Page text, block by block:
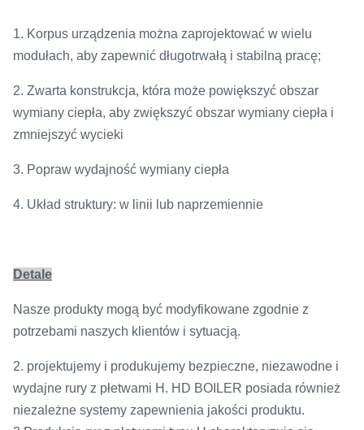
1. Korpus urządzenia można zaprojektować w wielu
modułach, aby zapewnić długotrwałą i stabilną pracę;
2. Zwarta konstrukcja, która może powiększyć obszar
wymiany ciepła, aby zwiększyć obszar wymiany ciepła i
zmniejszyć wycieki
3. Popraw wydajność wymiany ciepła
4. Układ struktury: w linii lub naprzemiennie
Detale
Nasze produkty mogą być modyfikowane zgodnie z
potrzebami naszych klientów i sytuacją.
2. projektujemy i produkujemy bezpieczne, niezawodne i
wydajne rury z płetwami H. HD BOILER posiada również
niezależne systemy zapewnienia jakości produktu.